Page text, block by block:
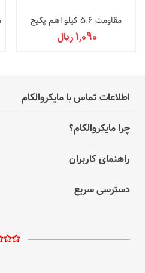
مقاومت 5.6 کیلو اهم پکیج
06031,090 ریال
اطلاعات تماس با مایکروالکام
چرا مایکروالکام؟
راهنمای کاربران
دسترسی سریع